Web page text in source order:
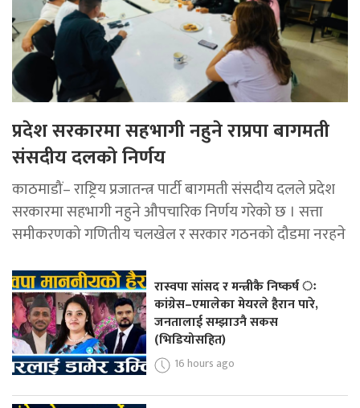
प्रदेश सरकारमा सहभागी नहुने राप्रपा बागमती
संसदीय दलको निर्णय
काठमाडौं– राष्ट्रिय प्रजातन्त्र पार्टी बागमती संसदीय दलले प्रदेश
सरकारमा सहभागी नहुने औपचारिक निर्णय गरेको छ । सत्ता
समीकरणको गणितीय चलखेल र सरकार गठनको दौडमा नरहने
रास्वपा सांसद र मन्त्रीकै निष्कर्ष ः
कांग्रेस–एमालेका मेयरले हैरान पारे,
जनतालाई सम्झाउनै सकस
(भिडियोसहित)
16 hours ago